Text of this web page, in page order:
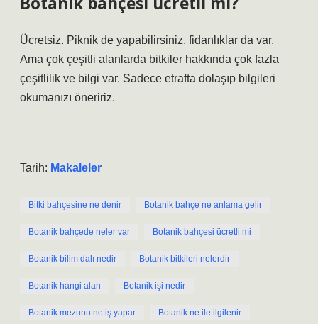
Ücretsiz. Piknik de yapabilirsiniz, fidanlıklar da var.
Ama çok çeşitli alanlarda bitkiler hakkında çok fazla
çeşitlilik ve bilgi var. Sadece etrafta dolaşıp bilgileri
okumanızı öneririz.
Tarih: Makaleler
Bitki bahçesine ne denir Botanik bahçe ne anlama gelir
Botanik bahçede neler var Botanik bahçesi ücretli mi
Botanik bilim dalı nedir Botanik bitkileri nelerdir
Botanik hangi alan Botanik işi nedir
Botanik mezunu ne iş yapar Botanik ne ile ilgilenir